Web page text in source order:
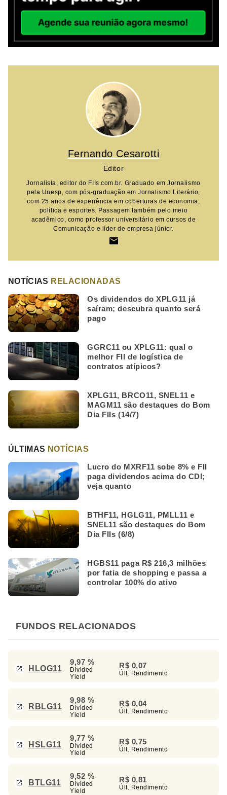
Fernando Cesarotti
Editor
Jornalista, editor do FIIs.com.br. Graduado em Jornalismo
pela Unesp, com pós-graduação em Jornalismo Literário,
com 25 anos de experiência em coberturas de economia,
política e esportes. Passagem também pelo meio
acadêmico, como professor universitário em cursos de
Comunicação e líder de empresa júnior.
NOTÍCIAS RELACIONADAS
Os dividendos do XPLG11 já
saíram; descubra quanto será
pago
GGRC11 ou XPLG11: qual o
melhor FII de logística de
contratos atípicos?
XPLG11, BRCO11, SNEL11 e
MAGM11 são destaques do Bom
Dia FIIs (14/7)
ÚLTIMAS NOTÍCIAS
Lucro do MXRF11 sobe 8% e FII
paga dividendos acima do CDI;
veja quanto
BTHF11, HGLG11, PMLL11 e
SNEL11 são destaques do Bom
Dia FIIs (6/8)
HGBS11 paga R$ 216,3 milhões
por fatia de shopping e passa a
controlar 100% do ativo
FUNDOS RELACIONADOS
HLOG11
9,97 %
Divided
Yield
R$ 0,07
Últ. Rendimento
RBLG11
9,98 %
Divided
Yield
R$ 0,04
Últ. Rendimento
HSLG11
9,77 %
Divided
Yield
R$ 0,75
Últ. Rendimento
BTLG11
9,52 %
Divided
Yield
R$ 0,81
Últ. Rendimento